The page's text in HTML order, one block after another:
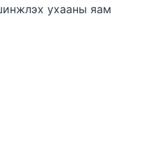
ухааны яам